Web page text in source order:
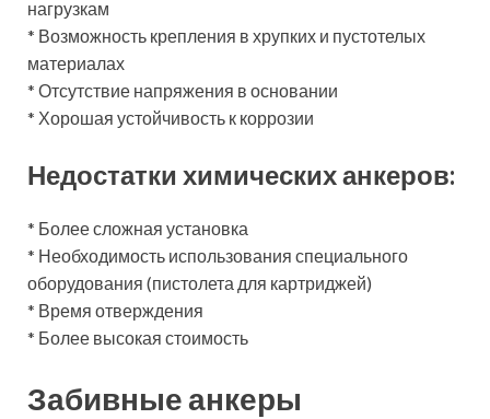
нагрузкам
* Возможность крепления в хрупких и пустотелых
материалах
* Отсутствие напряжения в основании
* Хорошая устойчивость к коррозии
Недостатки химических анкеров:
* Более сложная установка
* Необходимость использования специального
оборудования (пистолета для картриджей)
* Время отверждения
* Более высокая стоимость
Забивные анкеры